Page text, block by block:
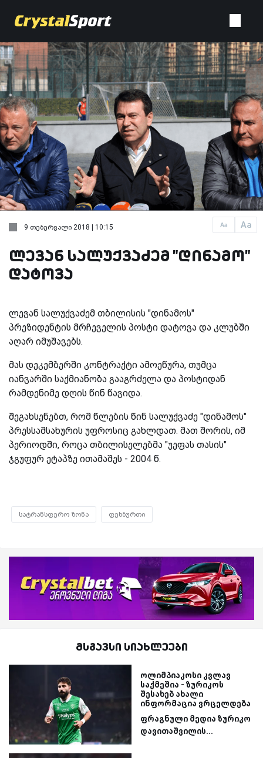
Aa Aa
9 თებერვალი 2018 | 10:15
ლევან სალუქვაძემ "დინამო"
დატოვა
ლევან სალუქვაძემ თბილისის "დინამოს"
პრეზიდენტის მრჩეველის პოსტი დატოვა და კლუბში
აღარ იმუშავებს.
მას დეკემბერში კონტრაქტი ამოეწურა, თუმცა
იანვარში საქმიანობა გააგრძელა და პოსტიდან
რამდენიმე დღის წინ წავიდა.
შეგახსენებთ, რომ წლების წინ სალუქვაძე "დინამოს"
პრესსამსახურის უფროსიც გახლდათ. მათ შორის, იმ
პერიოდში, როცა თბილისელებმა "უეფას თასის"
ჯგუფურ ეტაპზე ითამაშეს - 2004 წ.
სატრანსფერო ზონა ფეხბურთი
მსგავსი სიახლეები
ოლიმპიაკოსი კვლავ
საქმეშია - ზურიკოს
შესახებ ახალი
ინფორმაცია ვრცელდება
ფრაგნული მედია ზურიკო
დავითაშვილის...